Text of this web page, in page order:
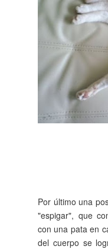
Por último una
"espigar", que
con una pata en
del cuerpo se